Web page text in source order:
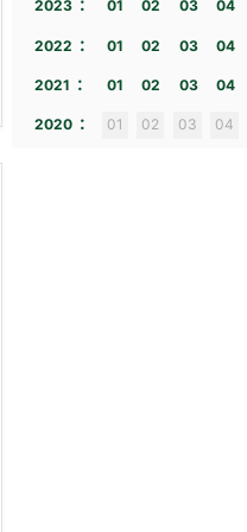
2023 01 02 03 04
2022 : 01 02 03 04
2021 : 01 02 03 04
2020 : 01 02 03 04